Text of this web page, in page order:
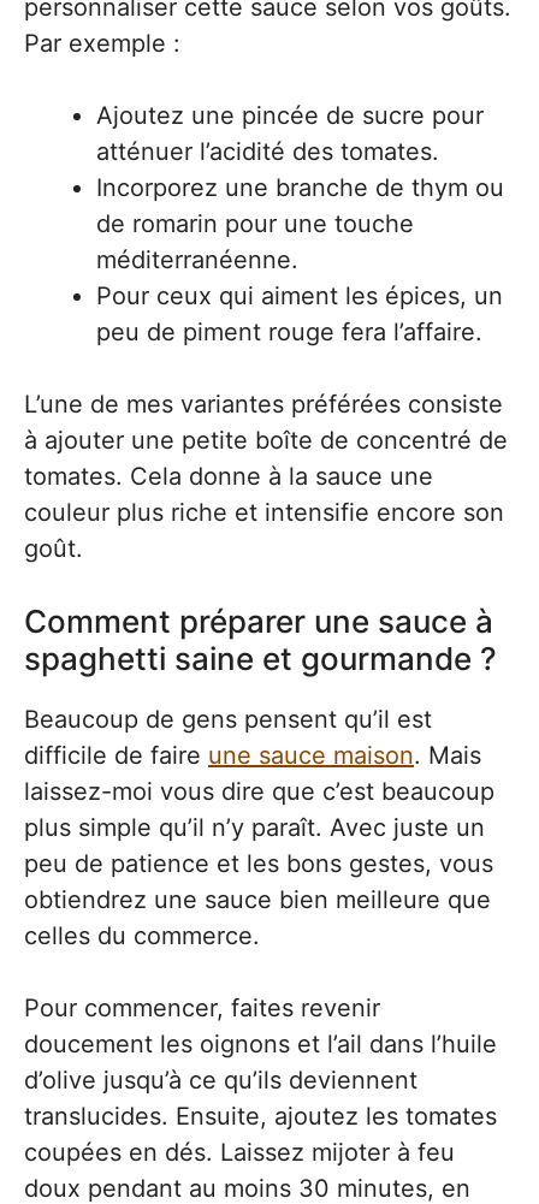
personnaliser cette sauce selon vos goûts.
Par exemple :
Ajoutez une pincée de sucre pour
atténuer l’acidité des tomates.
Incorporez une branche de thym ou
de romarin pour une touche
méditerranéenne.
Pour ceux qui aiment les épices, un
peu de piment rouge fera l’affaire.
L’une de mes variantes préférées consiste
à ajouter une petite boîte de concentré de
tomates. Cela donne à la sauce une
couleur plus riche et intensifie encore son
goût.
Comment préparer une sauce à
spaghetti saine et gourmande ?
Beaucoup de gens pensent qu’il est
difficile de faire une sauce maison. Mais
laissez-moi vous dire que c’est beaucoup
plus simple qu’il n’y paraît. Avec juste un
peu de patience et les bons gestes, vous
obtiendrez une sauce bien meilleure que
celles du commerce.
Pour commencer, faites revenir
doucement les oignons et l’ail dans l’huile
d’olive jusqu’à ce qu’ils deviennent
translucides. Ensuite, ajoutez les tomates
coupées en dés. Laissez mijoter à feu
doux pendant au moins 30 minutes, en